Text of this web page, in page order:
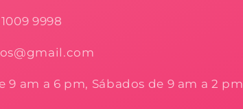
9998
9 am a 6 pm, Sábados de 9 am a 2 pm